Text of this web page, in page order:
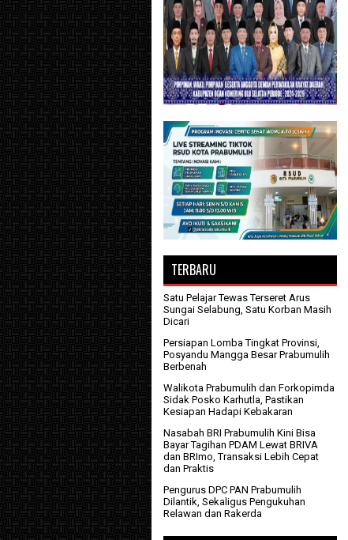
TERBARU
Satu Pelajar Tewas Terseret Arus
Sungai Selabung, Satu Korban Masih
Dicari
Persiapan Lomba Tingkat Provinsi,
Posyandu Mangga Besar Prabumulih
Berbenah
Walikota Prabumulih dan Forkopimda
Sidak Posko Karhutla, Pastikan
Kesiapan Hadapi Kebakaran
Nasabah BRI Prabumulih Kini Bisa
Bayar Tagihan PDAM Lewat BRIVA
dan BRImo, Transaksi Lebih Cepat
dan Praktis
Pengurus DPC PAN Prabumulih
Dilantik, Sekaligus Pengukuhan
Relawan dan Rakerda